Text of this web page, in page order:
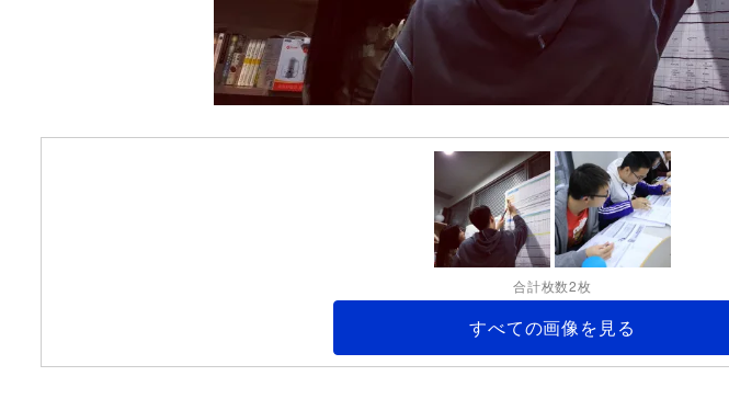
合計枚数2枚
すべての画像を見る